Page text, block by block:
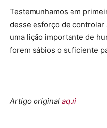
Testemunhamos em
desse esforço de controlar
uma lição importante de
forem sábios o suficiente
Artigo original aqui